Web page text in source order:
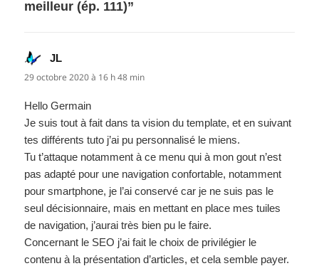
meilleur (ép. 111)”
JL
29 octobre 2020 à 16 h 48 min
Hello Germain
Je suis tout à fait dans ta vision du template, et en suivant
tes différents tuto j’ai pu personnalisé le miens.
Tu t’attaque notamment à ce menu qui à mon gout n’est
pas adapté pour une navigation confortable, notamment
pour smartphone, je l’ai conservé car je ne suis pas le
seul décisionnaire, mais en mettant en place mes tuiles
de navigation, j’aurai très bien pu le faire.
Concernant le SEO j’ai fait le choix de privilégier le
contenu à la présentation d’articles, et cela semble payer.